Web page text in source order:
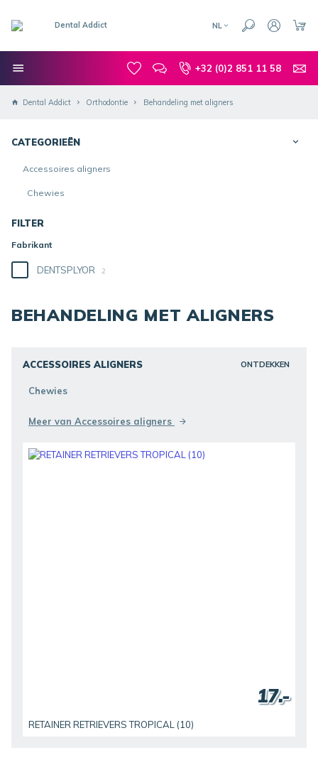
NL
+32 (0)2 851 11 58
Dental Addict Orthodontie Behandeling met aligners
CATEGORIEËN
Accessoires aligners
Chewies
FILTER
Fabrikant
DENTSPLYOR 2
BEHANDELING MET ALIGNERS
ACCESSOIRES ALIGNERS ONTDEKKEN
Chewies
Meer van Accessoires aligners
RETAINER RETRIEVERS TROPICAL (10)
17.-